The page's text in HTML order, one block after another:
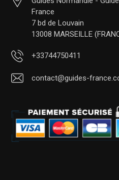
France
7 bd de Louvain
13008 MARSEILLE
+33744750411
contact@guides-